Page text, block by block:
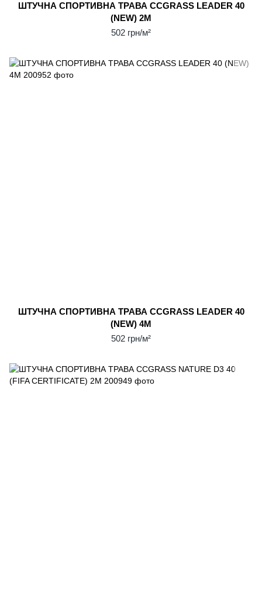
ШТУЧНА СПОРТИВНА ТРАВА CCGRASS LEADER 40
(NEW) 2М
502 грн/м²
ШТУЧНА СПОРТИВНА ТРАВА CCGRASS LEADER 40
(NEW) 4М
502 грн/м²